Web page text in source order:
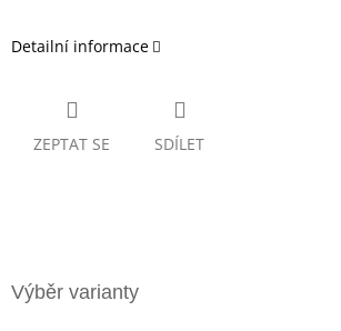
Detailní informace
ZEPTAT SE SDÍLET